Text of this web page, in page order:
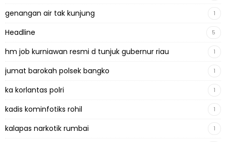
genangan air tak kunjung 1
Headline 5
hm job kurniawan resmi d tunjuk gubernur riau 1
jumat barokah polsek bangko 1
ka korlantas polri 1
kadis kominfotiks rohil 1
kalapas narkotik rumbai 1